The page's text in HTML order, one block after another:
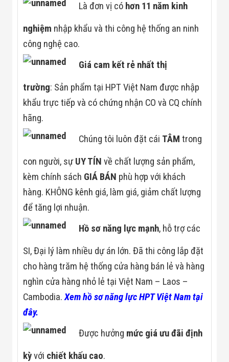
Là đơn vị có hơn 11 năm kinh
nghiệm nhập khẩu và thi công hệ thống an ninh
công nghệ cao.
Giá cam kết rẻ nhất thị
trường: Sản phẩm tại HPT Việt Nam được nhập
khẩu trực tiếp và có chứng nhận CO và CQ chính
hãng.
Chúng tôi luôn đặt cái TÂM trong
con người, sựUY TÍN về chất lượng sản phẩm,
kèm chính sách GIÁ BÁN phù hợp với khách
hàng. KHÔNG kênh giá, làm giá, giảm chất lượng
để tăng lợi nhuận.
Hồ sơ năng lực mạnh, hỗ trợ các
SI, Đại lý làm nhiều dự án lớn. Đã thi công lắp đặt
cho hàng trăm hệ thống cửa hàng bán lẻ và hàng
nghìn cửa hàng nhỏ lẻ tại Việt Nam – Laos –
Cambodia.Xem hồ sơ năng lực HPT Việt Nam tại
đây.
Được hưởng mức giá ưu đãi định
kỳvới chiết khấu cao.